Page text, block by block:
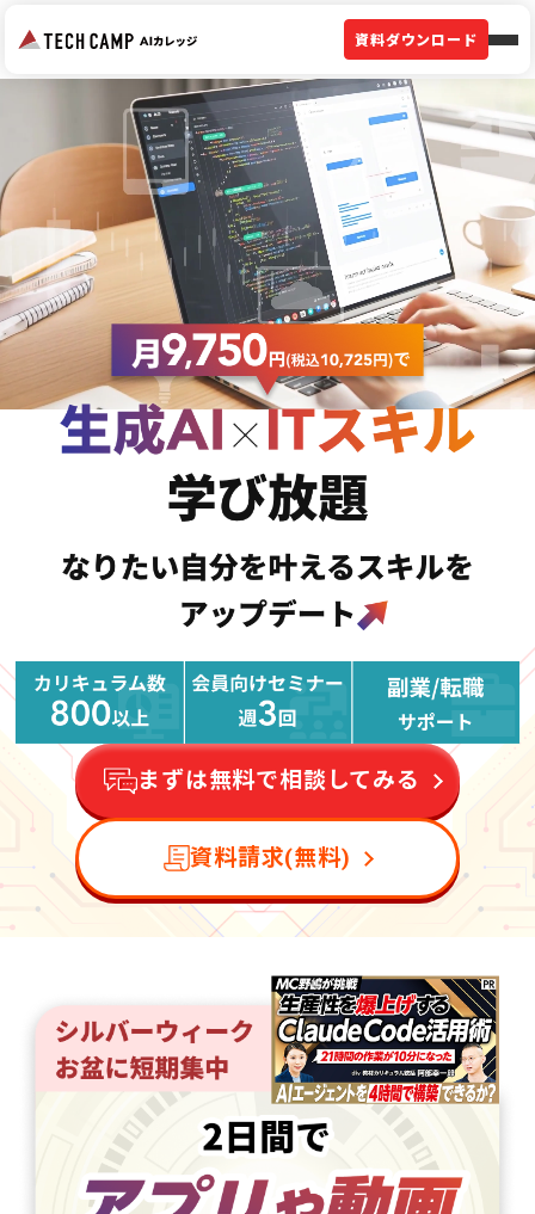
資料ダウンロード
まずは無料で相談してみる
資料請求(無料)